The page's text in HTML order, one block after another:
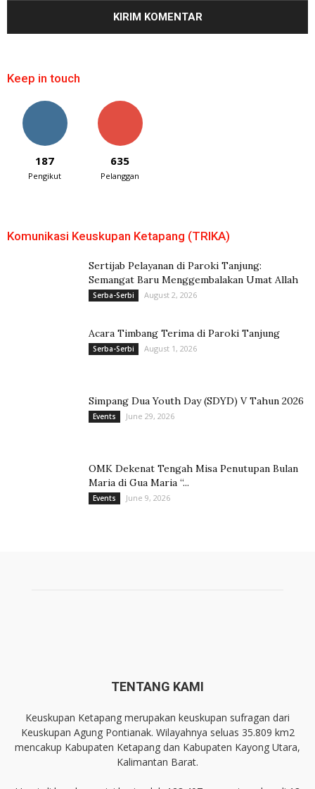
Keep in touch
187
Pengikut
635
Pelanggan
Komunikasi Keuskupan Ketapang (TRIKA)
Sertijab Pelayanan di Paroki Tanjung:
Semangat Baru Menggembalakan Umat Allah
Serba-Serbi August 2, 2026
Acara Timbang Terima di Paroki Tanjung
Serba-Serbi August 1, 2026
Simpang Dua Youth Day (SDYD) V Tahun 2026
Events June 29, 2026
OMK Dekenat Tengah Misa Penutupan Bulan
Maria di Gua Maria “...
Events June 9, 2026
TENTANG KAMI
Keuskupan Ketapang merupakan keuskupan sufragan dari
Keuskupan Agung Pontianak. Wilayahnya seluas 35.809 km2
mencakup Kabupaten Ketapang dan Kabupaten Kayong Utara,
Kalimantan Barat.